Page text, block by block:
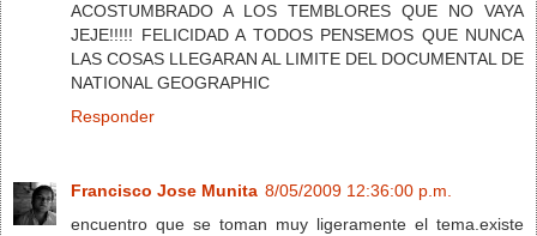
ACOSTUMBRADO A LOS TEMBLORES QUE NO VAYA
JEJE!!!!! FELICIDAD A TODOS PENSEMOS QUE NUNCA
LAS COSAS LLEGARAN AL LIMITE DEL DOCUMENTAL DE
NATIONAL GEOGRAPHIC
Responder
Francisco Jose Munita 8/05/2009 12:36:00 p.m.
encuentro que se toman muy ligeramente el tema.existe